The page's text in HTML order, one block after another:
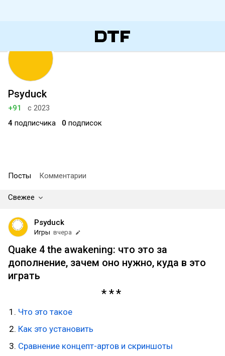
Psyduck
+91
с 2023
4 подписчика 0 подписок
Посты Комментарии
Свежее
Psyduck
Игры вчера
Quake 4 the awakening: что это за
дополнение, зачем оно нужно, куда в это
играть
Что это такое
Как это установить
Сравнение концепт-артов и скриншоты